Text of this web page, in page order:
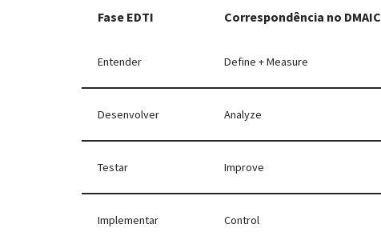
Fase EDTI Correspondência no DMAIC
Entender Define + Measure
Desenvolver Analyze
Testar Improve
Implementar Control